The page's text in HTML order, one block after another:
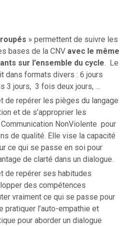
» permettent de suivre les
bases de la CNV avec le même
sur l’ensemble du cycle. Le
dans formats divers : 6 jours
3 jours, 3 fois deux jours, …
de repérer les pièges du langage
et de s’approprier les
NonViolente pour
de qualité. Elle vise la capacité
ce qui se passe en soi pour
de clarté dans un dialogue.
de repérer ses habitudes
des compétences
vraiment ce qui se passe pour
pratiquer l’auto-empathie et
pour aborder un dialogue